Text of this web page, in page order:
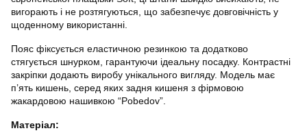
вигорають і не розтягуються, що забезпечує довговічність у
щоденному використанні.
Пояс фіксується еластичною резинкою та додатково
стягується шнурком, гарантуючи ідеальну посадку. Контрастні
закріпки додають виробу унікального вигляду. Модель має
п’ять кишень, серед яких задня кишеня з фірмовою
жакардовою нашивкою “Pobedov”.
Матеріал: